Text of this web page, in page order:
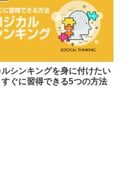
ルシンキングを身に付けたい
ぐに習得できる5つの方法